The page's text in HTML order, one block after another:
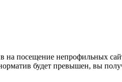
на посещение непрофильных
будет превышен, вы